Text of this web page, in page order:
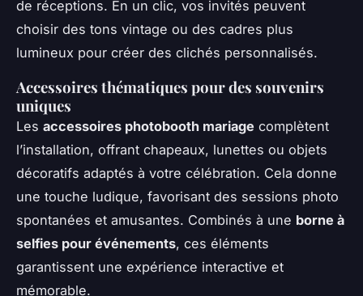
de réceptions. En un clic, vos invités peuvent
choisir des tons vintage ou des cadres plus
lumineux pour créer des clichés personnalisés.
Accessoires thématiques pour des souvenirs
uniques
Les accessoires photobooth mariage complètent
l’installation, offrant chapeaux, lunettes ou objets
décoratifs adaptés à votre célébration. Cela donne
une touche ludique, favorisant des sessions photo
spontanées et amusantes. Combinés à une borne à
selfies pour événements, ces éléments
garantissent une expérience interactive et
mémorable.